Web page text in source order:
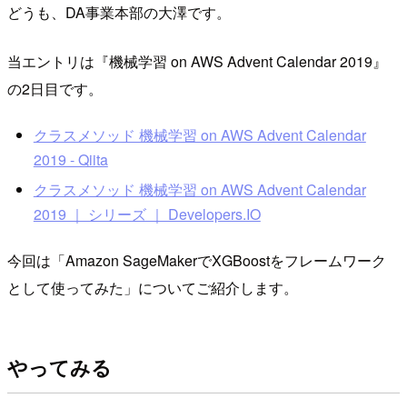
どうも、DA事業本部の大澤です。
当エントリは『機械学習 on AWS Advent Calendar 2019』
の2日目です。
クラスメソッド 機械学習 on AWS Advent Calendar
2019 - Qiita
クラスメソッド 機械学習 on AWS Advent Calendar
2019 ｜ シリーズ ｜ Developers.IO
今回は「Amazon SageMakerでXGBoostをフレームワーク
として使ってみた」についてご紹介します。
やってみる